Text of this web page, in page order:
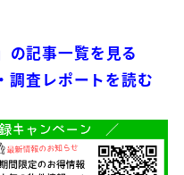
の記事一覧を見る
調査レポートを読む